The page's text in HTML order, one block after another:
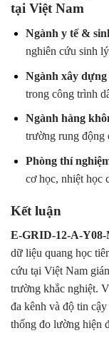
tại Việt Nam
Ngành y tế &
nghiên cứu sinh
Ngành xây
trong công trình
Ngành hàng
trường rung động
Phòng thí
cơ học, nhiệt học
Kết luận
E-GRID-12-A-
dữ liệu quang học
cứu tại Việt Nam
trường khắc nghiệt.
đa kênh và độ tin
thống đo lường hiện